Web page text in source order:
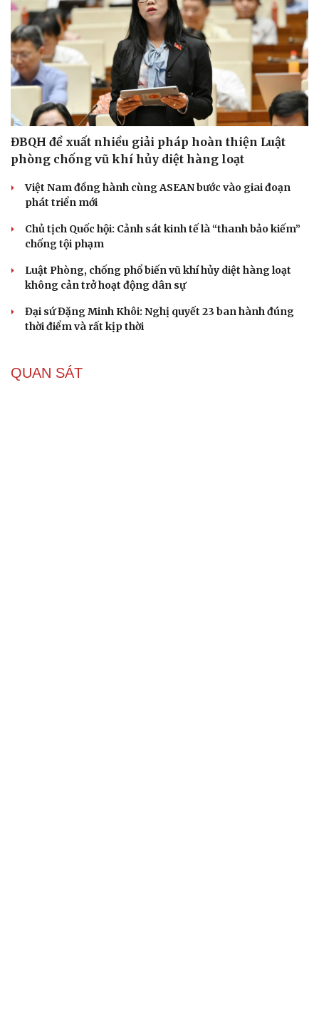
ĐBQH đề xuất nhiều giải pháp hoàn thiện Luật
phòng chống vũ khí hủy diệt hàng loạt
Việt Nam đồng hành cùng ASEAN bước vào giai đoạn
phát triển mới
Chủ tịch Quốc hội: Cảnh sát kinh tế là “thanh bảo kiếm”
chống tội phạm
Luật Phòng, chống phổ biến vũ khí hủy diệt hàng loạt
không cản trở hoạt động dân sự
Đại sứ Đặng Minh Khôi: Nghị quyết 23 ban hành đúng
thời điểm và rất kịp thời
QUAN SÁT